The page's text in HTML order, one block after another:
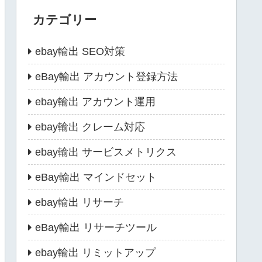
カテゴリー
ebay輸出 SEO対策
eBay輸出 アカウント登録方法
ebay輸出 アカウント運用
ebay輸出 クレーム対応
ebay輸出 サービスメトリクス
eBay輸出 マインドセット
ebay輸出 リサーチ
eBay輸出 リサーチツール
ebay輸出 リミットアップ